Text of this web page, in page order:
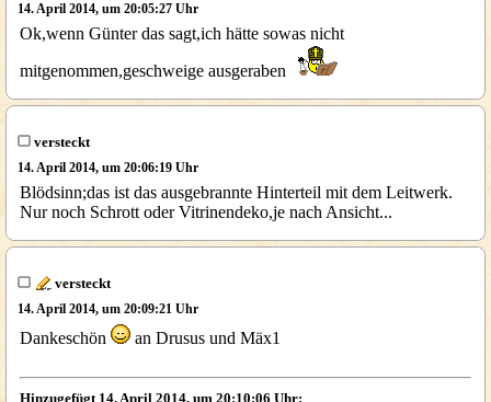
14. April 2014, um 20:05:27 Uhr
Ok,wenn Günter das sagt,ich hätte sowas nicht
mitgenommen,geschweige ausgeraben
versteckt
14. April 2014, um 20:06:19 Uhr
Blödsinn;das ist das ausgebrannte Hinterteil mit dem Leitwerk.
Nur noch Schrott oder Vitrinendeko,je nach Ansicht...
versteckt
14. April 2014, um 20:09:21 Uhr
Dankeschön an Drusus und Mäx1
Hinzugefügt 14. April 2014, um 20:10:06 Uhr: